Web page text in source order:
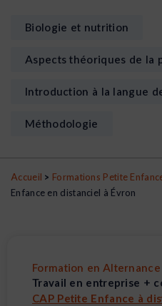
Biologie et nutrition
Aspects théoriques de la
Introduction à la langue
Méthodologie
Accueil > Formations Petite
Enfance en distanciel à Évron
Formation en Alternance
Travail en entreprise +
CAP Petite Enfance à